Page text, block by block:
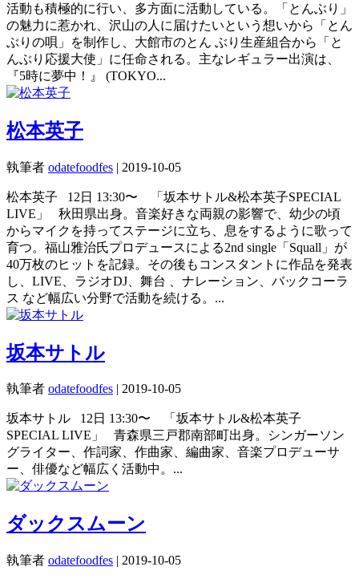
活動も積極的に行い、多方面に活動している。「とんぶり」
の魅力に惹かれ、沢山の人に届けたいという想いから「とん
ぶりの唄」を制作し、大館市のとん ぶり生産組合から「と
んぶり応援大使」に任命される。主なレギュラー出演は、
『5時に夢中！』 (TOKYO...
松本英子
執筆者 odatefoodfes | 2019-10-05
松本英子 12日 13:30〜 「坂本サトル&松本英子SPECIAL
LIVE」 秋田県出身。音楽好きな両親の影響で、幼少の頃
からマイクを持ってステージに立ち、息をするように歌って
育つ。福山雅治氏プロデュースによる2nd single「Squall」が
40万枚のヒットを記録。その後もコンスタントに作品を発表
し、LIVE、ラジオDJ、舞台 、ナレーション、バックコーラ
ス など幅広い分野で活動を続ける。...
坂本サトル
執筆者 odatefoodfes | 2019-10-05
坂本サトル 12日 13:30〜 「坂本サトル&松本英子
SPECIAL LIVE」 青森県三戸郡南部町出身。シンガーソン
グライター、作詞家、作曲家、編曲家、音楽プロデューサ
ー、俳優など幅広く活動中。...
ダックスムーン
執筆者 odatefoodfes | 2019-10-05